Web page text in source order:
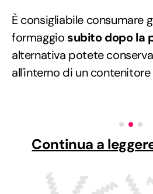
È consigliabile consumare
formaggio subito dopo la
alternativa potete
all'interno di un
Continua a